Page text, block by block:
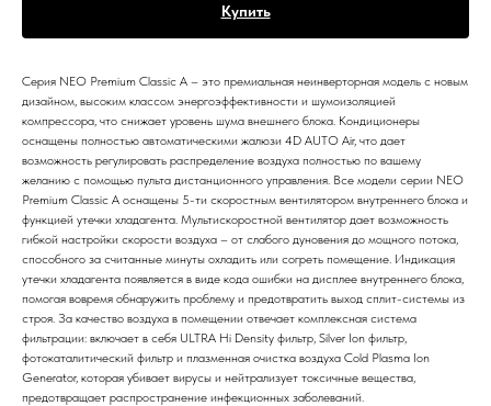
Купить
Серия NEO Premium Classic A – это премиальная неинверторная модель с новым
дизайном, высоким классом энергоэффективности и шумоизоляцией
компрессора, что снижает уровень шума внешнего блока. Кондиционеры
оснащены полностью автоматическими жалюзи 4D AUTO Air, что дает
возможность регулировать распределение воздуха полностью по вашему
желанию с помощью пульта дистанционного управления. Все модели серии NEO
Premium Classic A оснащены 5-ти скоростным вентилятором внутреннего блока и
функцией утечки хладагента. Мультискоростной вентилятор дает возможность
гибкой настройки скорости воздуха – от слабого дуновения до мощного потока,
способного за считанные минуты охладить или согреть помещение. Индикация
утечки хладагента появляется в виде кода ошибки на дисплее внутреннего блока,
помогая вовремя обнаружить проблему и предотвратить выход сплит-системы из
строя. За качество воздуха в помещении отвечает комплексная система
фильтрации: включает в себя ULTRA Hi Density фильтр, Silver Ion фильтр,
фотокаталитический фильтр и плазменная очистка воздуха Cold Plasma Ion
Generator, которая убивает вирусы и нейтрализует токсичные вещества,
предотвращает распространение инфекционных заболеваний.